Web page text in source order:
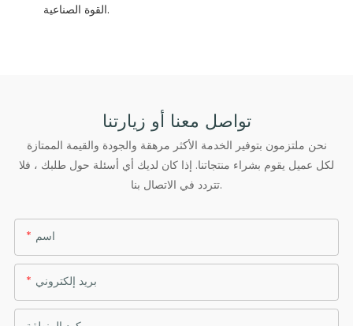
القوة الصناعية.
تواصل معنا أو زيارتنا
نحن ملتزمون بتوفير الخدمة الأكثر مرهقة والجودة والقيمة الممتازة
لكل عميل يقوم بشراء منتجاتنا. إذا كان لديك أي أسئلة حول طلبك ، فلا
تتردد في الاتصال بنا.
اسم
بريد إلكتروني